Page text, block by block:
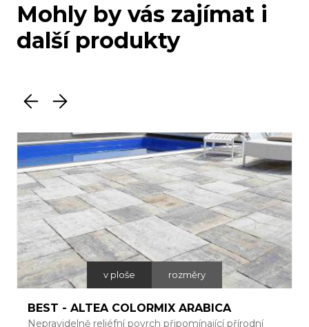
Mohly by vás zajímat i
další produkty
v ploše rozměry
BEST - ALTEA COLORMIX ARABICA
Nepravidelně reliéfní povrch připomínající přírodní